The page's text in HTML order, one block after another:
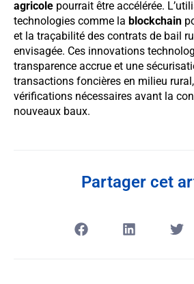
agricole pourrait être accélérée.
technologies comme la blockchain
et la traçabilité des contrats de bail
envisagée. Ces innovations
transparence accrue et une
transactions foncières en milieu
vérifications nécessaires avant la
nouveaux baux.
Partager cet